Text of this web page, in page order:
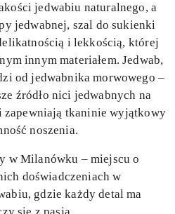
jedwabiu naturalnego, a
jedwabnej, szal do sukienki
i lekkością, której
innym materiałem. Jedwab,
od jedwabnika morwowego –
źródło nici jedwabnych na
zapewniają tkaninie wyjątkowy
noszenia.
w Milanówku – miejscu o
doświadczeniach w
gdzie każdy detal ma